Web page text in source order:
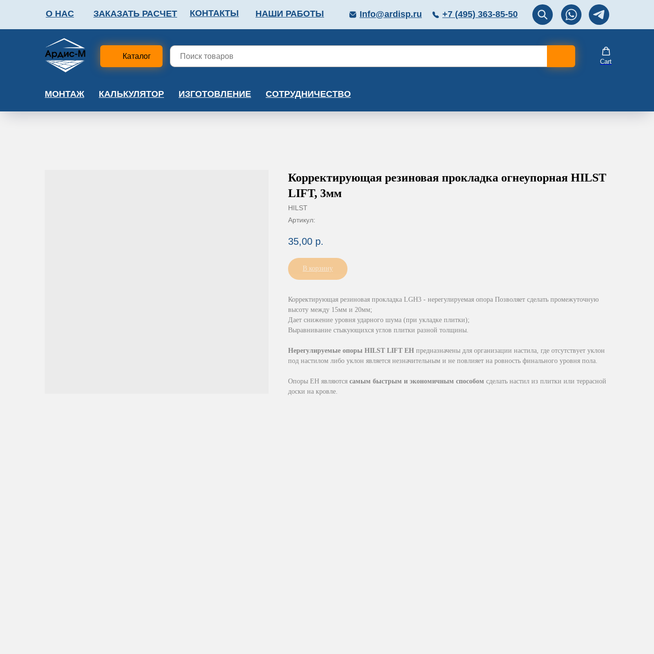
Перезвоните мне!
О НАС ЗАКАЗАТЬ РАСЧЕТ КОНТАКТЫ НАШИ РАБОТЫ +7 (495) 363-85-50
Info@ardisp.ru
ФАЛЬШПОЛ
Каталог
Cart
МОНТАЖ КАЛЬКУЛЯТОР ИЗГОТОВЛЕНИЕ СОТРУДНИЧЕСТВО
Корректирующая резиновая прокладка огнеупорная HILST
LIFT, 3мм
HILST
Артикул:
35,00 р.
В корзину
Корректирующая резиновая прокладка LGH3 - нерегулируемая опора Позволяет сделать промежуточную
высоту между 15мм и 20мм;
Дает снижение уровня ударного шума (при укладке плитки);
Выравнивание стыкующихся углов плитки разной толщины.
Нерегулируемые опоры HILST LIFT EH предназначены для организации настила, где отсутствует уклон
под настилом либо уклон является незначительным и не повлияет на ровность финального уровня пола.
Опоры ЕН являются самым быстрым и экономичным способом сделать настил из плитки или террасной
доски на кровле.